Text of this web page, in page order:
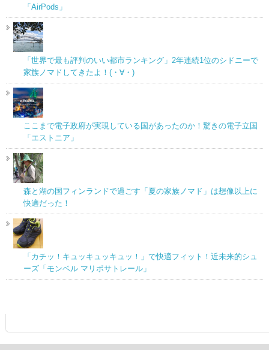
「AirPods」
「世界で最も評判のいい都市ランキング」2年連続1位のシドニーで
家族ノマドしてきたよ！(・∀・)
ここまで電子政府が実現している国があったのか！驚きの電子立国
「エストニア」
森と湖の国フィンランドで過ごす「夏の家族ノマド」は想像以上に
快適だった！
「カチッ！キュッキュッキュッ！」で快適フィット！近未来的シュ
ーズ「モンベル マリポサトレール」